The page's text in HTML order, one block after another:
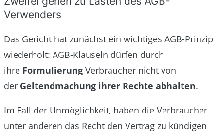
Verwenders
Das Gericht hat zunächst ein wichtiges AGB-Prinzip
wiederholt: AGB-Klauseln dürfen durch
ihre Formulierung Verbraucher nicht von
der Geltendmachung ihrer Rechte abhalten.
Im Fall der Unmöglichkeit, haben die Verbraucher
unter anderen das Recht den Vertrag zu kündigen